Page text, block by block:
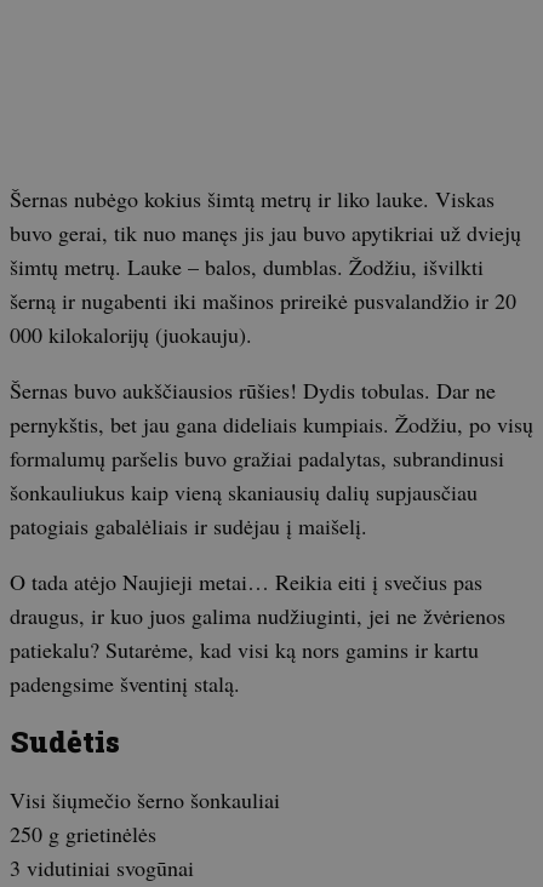
Šernas nubėgo kokius šimtą metrų ir liko lauke. Viskas
buvo gerai, tik nuo manęs jis jau buvo apytikriai už dviejų
šimtų metrų. Lauke – balos, dumblas. Žodžiu, išvilkti
šerną ir nugabenti iki mašinos prireikė pusvalandžio ir 20
000 kilokalorijų (juokauju).
Šernas buvo aukščiausios rūšies! Dydis tobulas. Dar ne
pernykštis, bet jau gana dideliais kumpiais. Žodžiu, po visų
formalumų paršelis buvo gražiai padalytas, subrandinusi
šonkauliukus kaip vieną skaniausių dalių supjausčiau
patogiais gabalėliais ir sudėjau į maišelį.
O tada atėjo Naujieji metai… Reikia eiti į svečius pas
draugus, ir kuo juos galima nudžiuginti, jei ne žvėrienos
patiekalu? Sutarėme, kad visi ką nors gamins ir kartu
padengsime šventinį stalą.
Sudėtis
Visi šiųmečio šerno šonkauliai
250 g grietinėlės
3 vidutiniai svogūnai